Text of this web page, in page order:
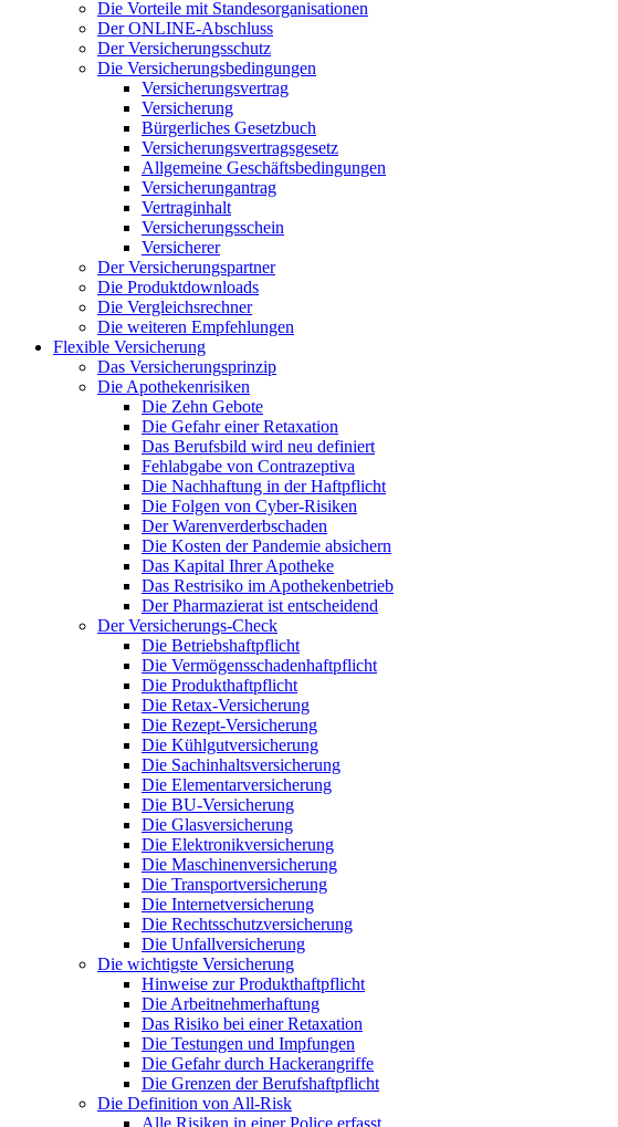
Die Vorteile mit Standesorganisationen
Der ONLINE-Abschluss
Der Versicherungsschutz
Die Versicherungsbedingungen
Versicherungsvertrag
Versicherung
Bürgerliches Gesetzbuch
Versicherungsvertragsgesetz
Allgemeine Geschäftsbedingungen
Versicherungantrag
Vertraginhalt
Versicherungsschein
Versicherer
Der Versicherungspartner
Die Produktdownloads
Die Vergleichsrechner
Die weiteren Empfehlungen
Flexible Versicherung
Das Versicherungsprinzip
Die Apothekenrisiken
Die Zehn Gebote
Die Gefahr einer Retaxation
Das Berufsbild wird neu definiert
Fehlabgabe von Contrazeptiva
Die Nachhaftung in der Haftpflicht
Die Folgen von Cyber-Risiken
Der Warenverderbschaden
Die Kosten der Pandemie absichern
Das Kapital Ihrer Apotheke
Das Restrisiko im Apothekenbetrieb
Der Pharmazierat ist entscheidend
Der Versicherungs-Check
Die Betriebshaftpflicht
Die Vermögensschadenhaftpflicht
Die Produkthaftpflicht
Die Retax-Versicherung
Die Rezept-Versicherung
Die Kühlgutversicherung
Die Sachinhaltsversicherung
Die Elementarversicherung
Die BU-Versicherung
Die Glasversicherung
Die Elektronikversicherung
Die Maschinenversicherung
Die Transportversicherung
Die Internetversicherung
Die Rechtsschutzversicherung
Die Unfallversicherung
Die wichtigste Versicherung
Hinweise zur Produkthaftpflicht
Die Arbeitnehmerhaftung
Das Risiko bei einer Retaxation
Die Testungen und Impfungen
Die Gefahr durch Hackerangriffe
Die Grenzen der Berufshaftpflicht
Die Definition von All-Risk
Alle Risiken in einer Police erfasst